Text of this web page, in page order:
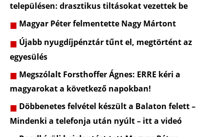
településen: drasztikus tiltásokat vezettek be
Magyar Péter felmentette Nagy Mártont
Újabb nyugdíjpénztár tűnt el, megtörtént az
egyesülés
Megszólalt Forsthoffer Ágnes: ERRE kéri a
magyarokat a következő napokban!
Döbbenetes felvétel készült a Balaton felett –
Mindenki a telefonja után nyúlt – itt a videó